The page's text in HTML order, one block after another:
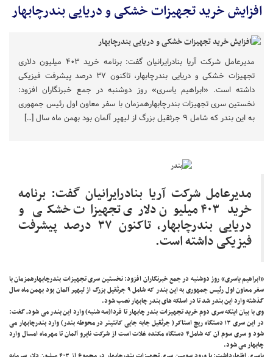
افزایش خرید تجهیزات خشکی و دریایی بندرچابهار
مدیرعامل شرکت آریا بنادرایرانیان گفت: برنامه خرید ۴۰۳ میلیون دلاری
تجهیزات خشکی و دریایی بندرچابهار، تاکنون ۳۷ درصد پیشرفت فیزیکی
داشته است. «ابراهیم یاسری» روز دوشنبه در جمع خبرنگاران افزود:
نخستین سری تجهیزات بندرچابهارهمزمان با سفر معاون اول رئیس جمهوری
به این بندر که شامل ۹ جرثقیل بزرگ از لیهپر آلمان بود بهمن ماه سال […]
مدیرعامل شرکت آریا بنادرایرانیان گفت: برنامه
خرید ۴۰۳ میلیون دلاری تجهیزات خشکی و
دریایی بندرچابهار، تاکنون ۳۷ درصد پیشرفت
فیزیکی داشته است.
«ابراهیم یاسری» روز دوشنبه در جمع خبرنگاران افزود: نخستین سری تجهیزات بندرچابهارهمزمان با
سفر معاون اول رئیس جمهوری به این بندر که شامل ۹ جرثقیل بزرگ از لیهپر آلمان بود بهمن ماه سال
گذشته وارد این بندر شد تا در اسلکه های بندر چابهار نصب شود.
وی با بیان اینکه سری دوم خرید تجهیزات بندر چابهار تا فردا(سه شنبه) وارد این بندر می شود، گفت:
در این سری ۱۳ دستگاه ریچ استاکر( جرثقیل جابه جایی کانتینر در محوطه بندر) وارد بندرچابهار می
شود و سری سوم آن که شامل۴ دستگاه مکنده غلات است از شرکت نایرو آلمان تا مهرماه امسال وارد
چابهار می شود.